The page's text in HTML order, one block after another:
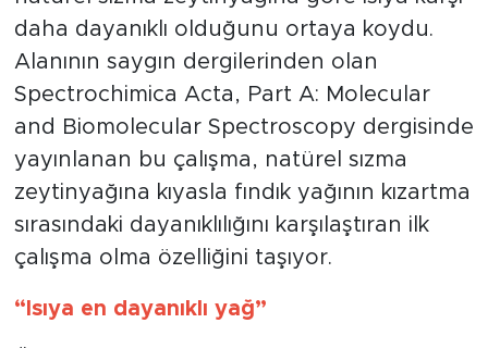
daha dayanıklı olduğunu ortaya koydu.
Alanının saygın dergilerinden olan
Spectrochimica Acta, Part A: Molecular
and Biomolecular Spectroscopy dergisinde
yayınlanan bu çalışma, natürel sızma
zeytinyağına kıyasla fındık yağının kızartma
sırasındaki dayanıklılığını karşılaştıran ilk
çalışma olma özelliğini taşıyor.
“Isıya en dayanıklı yağ”